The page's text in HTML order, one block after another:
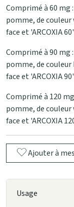
Comprimé à 60 mg
pomme, de
face et 'ARCOXIA
Comprimé à 90 mg
pomme, de
face et 'ARCOXIA
Comprimé à 120
pomme, de
face et 'ARCOXIA
Ajouter à
Usage